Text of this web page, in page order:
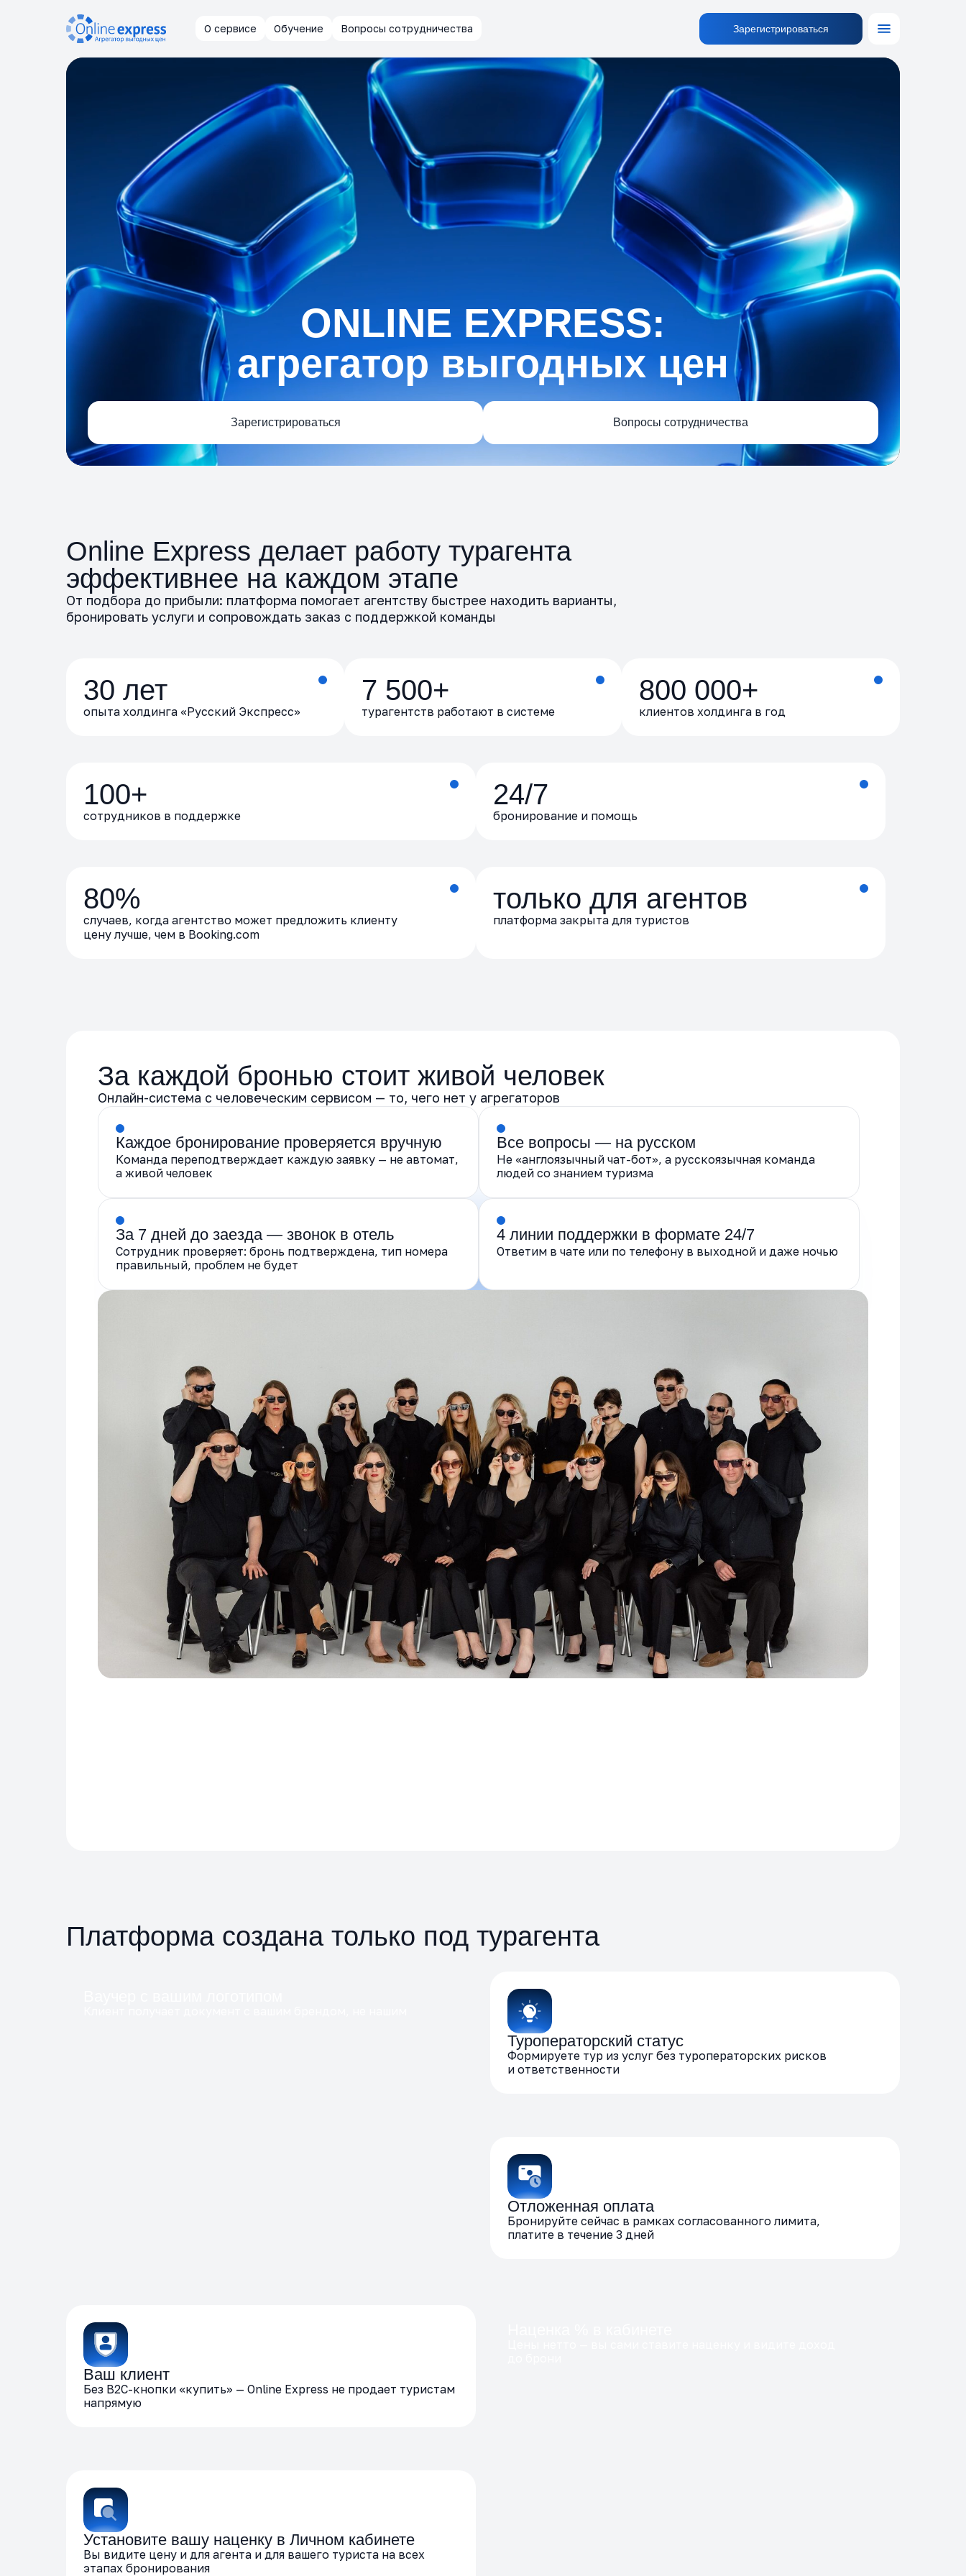
Зарегистрироваться
О сервисе Обучение Вопросы сотрудничества
ONLINE EXPRESS:
агрегатор выгодных цен
Зарегистрироваться Вопросы сотрудничества
Online Express делает работу турагента
эффективнее на каждом этапе
От подбора до прибыли: платформа помогает агентству быстрее находить варианты,
бронировать услуги и сопровождать заказ с поддержкой команды
100+
сотрудников в поддержке
24/7
бронирование и помощь
80%
случаев, когда агентство может предложить клиенту
цену лучше, чем в Booking.com
только для агентов
платформа закрыта для туристов
30 лет
опыта холдинга «Русский Экспресс»
7 500+
турагентств работают в системе
800 000+
клиентов холдинга в год
За каждой бронью стоит живой человек
Онлайн-система с человеческим сервисом — то, чего нет у агрегаторов
Каждое бронирование проверяется вручную
Команда переподтверждает каждую заявку — не автомат,
а живой человек
Все вопросы — на русском
Не «англоязычный чат-бот», а русскоязычная команда
людей со знанием туризма
За 7 дней до заезда — звонок в отель
Сотрудник проверяет: бронь подтверждена, тип номера
правильный, проблем не будет
4 линии поддержки в формате 24/7
Ответим в чате или по телефону в выходной и даже ночью
Платформа создана только под турагента
Отложенная оплата
Бронируйте сейчас в рамках согласованного лимита,
платите в течение 3 дней
Туроператорский статус
Формируете тур из услуг без туроператорских рисков
и ответственности
Установите вашу наценку в Личном кабинете
Вы видите цену и для агента и для вашего туриста на всех
этапах бронирования
Ваш клиент
Без B2C-кнопки «купить» — Online Express не продает туристам
напрямую